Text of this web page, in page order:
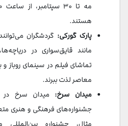
هستند.
پارک گورکی: گردشگران
مانند قایق‌سواری در
تماشای فیلم در سینمای روباز و
معاصر لذت ببرند.
میدان سرخ: میدان سرخ در
جشنواره‌های فرهنگی و هنری